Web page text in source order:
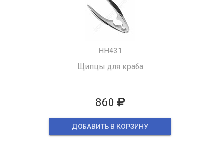
HH431
Щипцы для краба
860
ДОБАВИТЬ В КОРЗИНУ